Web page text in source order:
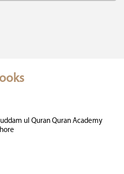
ul Quran Quran Academy